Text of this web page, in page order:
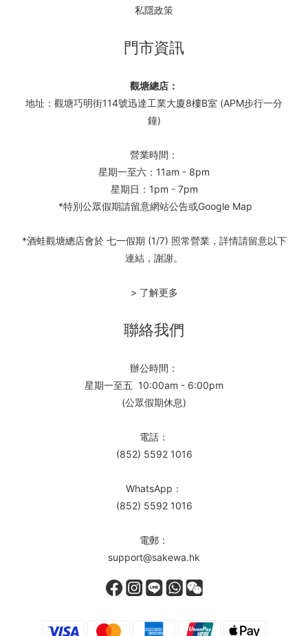
私隱政策
門市資訊
觀塘總店：
地址：觀塘巧明街114號迅達工業大廈8樓B室 (APM步行一分
鐘)
營業時間：
星期一至六：11am - 8pm
星期日：1pm - 7pm
*特別公眾假期請留意網站公告或Google Map
*酒蛙觀塘總店會於 七一假期 (1/7) 照常營業，詳情請留意以下
連結，謝謝。
> 了解更多
聯絡我們
辦公時間：
星期一至五 10:00am - 6:00pm
(公眾假期休息)
電話：
(852) 5592 1016
WhatsApp：
(852) 5592 1016
電郵：
support@sakewa.hk